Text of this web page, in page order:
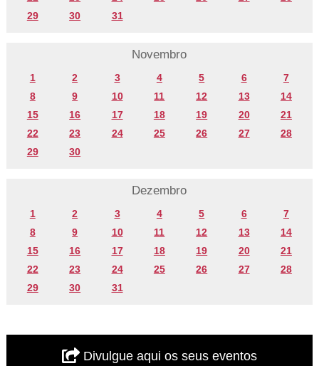
29
30 31
Novembro
1 2 3 4 5 6
7
8
9 10 11 12 13
14
15
16 17 18 19 20
21
22
23 24 25 26 27
28
29
30
Dezembro
1 2 3 4 5 6
7
8
9 10 11 12 13
14
15
16 17 18 19 20
21
22
23 24 25 26 27
28
29
30 31
Divulgue aqui os seus eventos